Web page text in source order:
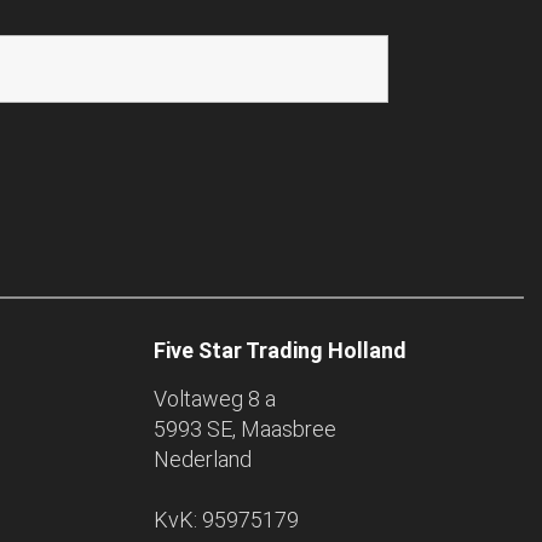
Five Star Trading Holland
Voltaweg 8 a
5993 SE, Maasbree
Nederland
KvK: 95975179